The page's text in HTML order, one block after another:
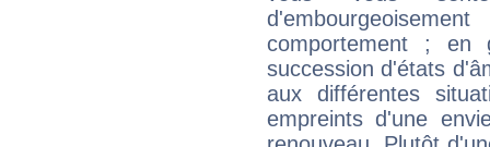
comportement ; en
succession d'états
aux différentes
empreints d'une